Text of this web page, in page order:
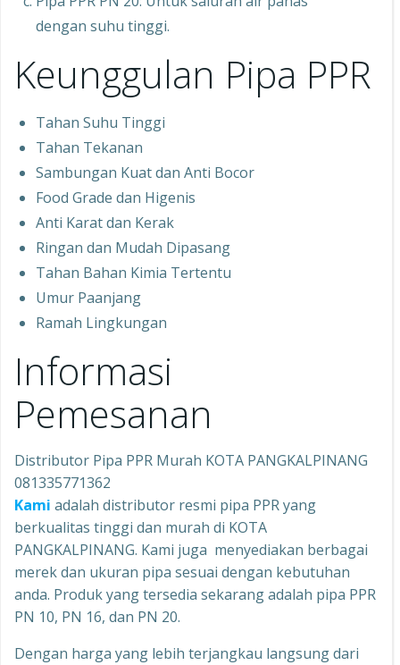
dengan suhu tinggi.
Keunggulan Pipa PPR
Tahan Suhu Tinggi
Tahan Tekanan
Sambungan Kuat dan Anti Bocor
Food Grade dan Higenis
Anti Karat dan Kerak
Ringan dan Mudah Dipasang
Tahan Bahan Kimia Tertentu
Umur Paanjang
Ramah Lingkungan
Informasi
Pemesanan
Distributor Pipa PPR Murah KOTA PANGKALPINANG
081335771362
Kami adalah distributor resmi pipa PPR yang
berkualitas tinggi dan murah di KOTA
PANGKALPINANG. Kami juga menyediakan berbagai
merek dan ukuran pipa sesuai dengan kebutuhan
anda. Produk yang tersedia sekarang adalah pipa PPR
PN 10, PN 16, dan PN 20.
Dengan harga yang lebih terjangkau langsung dari